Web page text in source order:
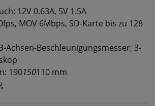
12V 0.63A, 5V 1.5A
MOV 6Mbps, SD-Karte bis zu 128
Achsen-Beschleunigungsmesser, 3-
190150110 mm